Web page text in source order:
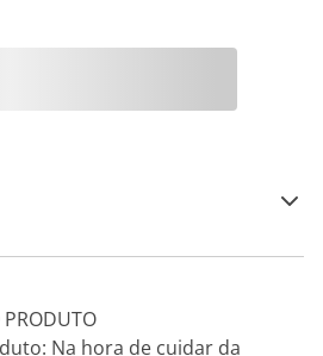
PRODUTO
Na hora de cuidar da